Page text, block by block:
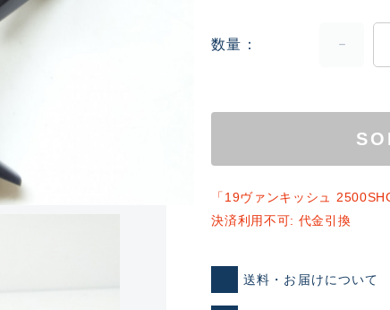
ランクとは？
数量
「19ヴァンキッシュ
決済利用不可: 代金引換
送料・お届けについて